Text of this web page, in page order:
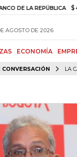
REPÚBLICA $
AGOSTO DE 2026
ECONOMÍA
LA